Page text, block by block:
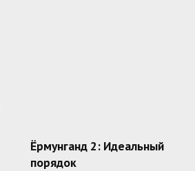
Ёрмунганд 2: Идеальный
порядок